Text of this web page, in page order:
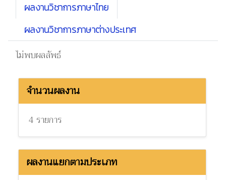
ผลงานวิชาการภาษาไทย
ผลงานวิชาการภาษาต่างประเทศ
ไม่พบผลลัพธ์
จำนวนผลงาน
4 รายการ
ผลงานแยกตามประเภท